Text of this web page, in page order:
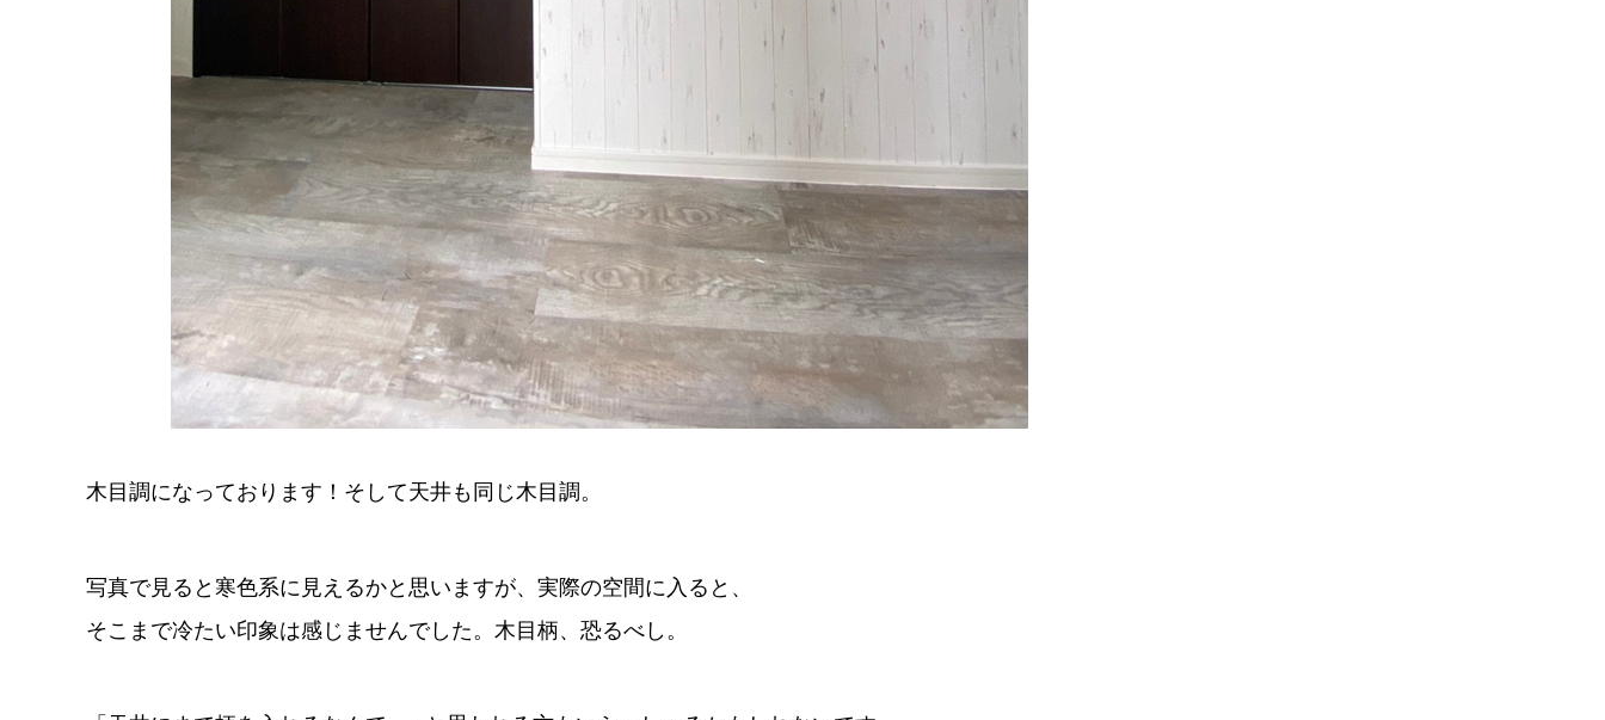
木目調になっております！そして天井も同じ木目調。
写真で見ると寒色系に見えるかと思いますが、実際の空間に入ると、
そこまで冷たい印象は感じませんでした。木目柄、恐るべし。